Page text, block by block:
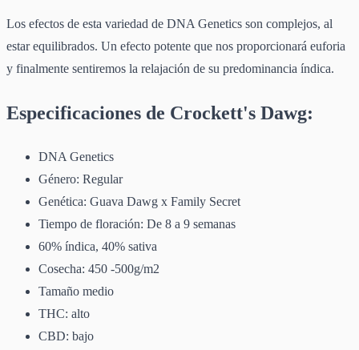
Los efectos de esta variedad de DNA Genetics son complejos, al
estar equilibrados. Un efecto potente que nos proporcionará euforia
y finalmente sentiremos la relajación de su predominancia índica.
Especificaciones de Crockett's Dawg:
DNA Genetics
Género: Regular
Genética: Guava Dawg x Family Secret
Tiempo de floración: De 8 a 9 semanas
60% índica, 40% sativa
Cosecha: 450 -500g/m2
Tamaño medio
THC: alto
CBD: bajo